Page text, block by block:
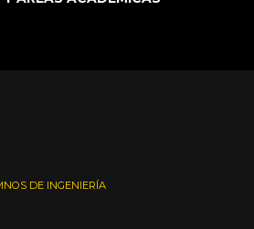
DE INGENIERÍA